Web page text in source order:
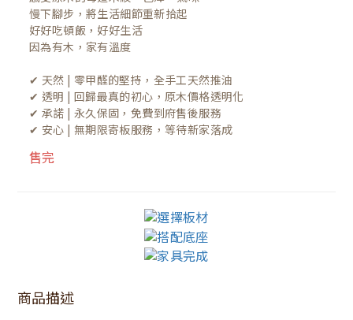
慢下腳步，將生活細節重新拾起
好好吃頓飯，好好生活
因為有木，家有溫度
✔ 天然 | 零甲醛的堅持，全手工天然推油
✔ 透明 | 回歸最真的初心，原木價格透明化
✔ 承諾 | 永久保固，免費到府售後服務
✔ 安心 | 無期限寄板服務，等待新家落成
售完
商品描述